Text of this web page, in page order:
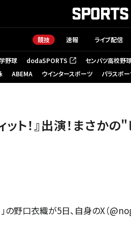
競技 速報 ライブ配信
野球 dodaSPORTS
（新しいタブで開く） センバツ高校野
ABEMA ウインタースポーツ パラスポ
ト！』出演！まさか
」の野口衣織が5日、自身のX（